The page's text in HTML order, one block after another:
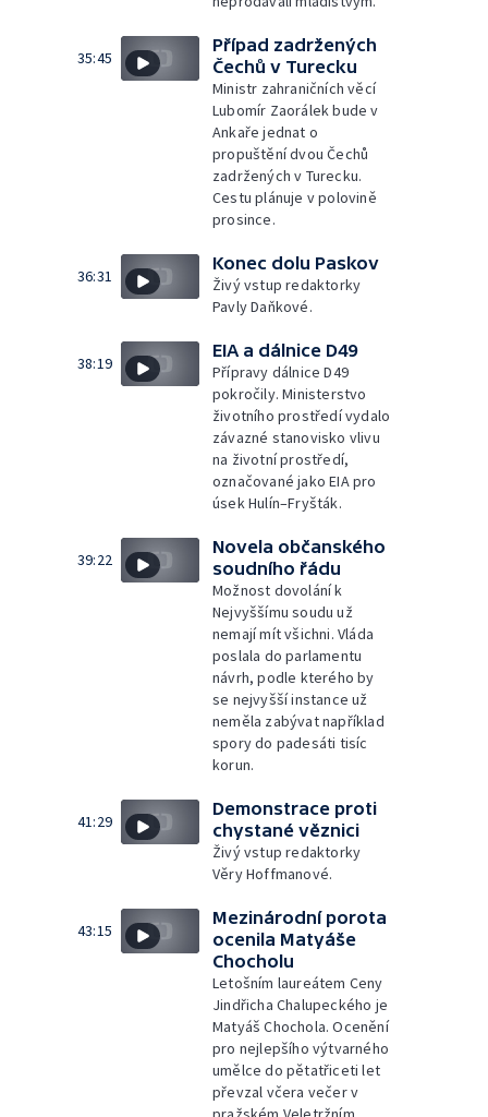
35:45
Případ zadržených
Čechů v Turecku
Ministr zahraničních věcí
Lubomír Zaorálek bude v
Ankaře jednat o
propuštění dvou Čechů
zadržených v Turecku.
Cestu plánuje v polovině
prosince.
36:31
Konec dolu Paskov
Živý vstup redaktorky
Pavly Daňkové.
38:19
EIA a dálnice D49
Přípravy dálnice D49
pokročily. Ministerstvo
životního prostředí vydalo
závazné stanovisko vlivu
na životní prostředí,
označované jako EIA pro
úsek Hulín–Fryšták.
39:22
Novela občanského
soudního řádu
Možnost dovolání k
Nejvyššímu soudu už
nemají mít všichni. Vláda
poslala do parlamentu
návrh, podle kterého by
se nejvyšší instance už
neměla zabývat například
spory do padesáti tisíc
korun.
41:29
Demonstrace proti
chystané věznici
Živý vstup redaktorky
Věry Hoffmanové.
43:15
Mezinárodní porota
ocenila Matyáše
Chocholu
Letošním laureátem Ceny
Jindřicha Chalupeckého je
Matyáš Chochola. Ocenění
pro nejlepšího výtvarného
umělce do pětatřiceti let
převzal včera večer v